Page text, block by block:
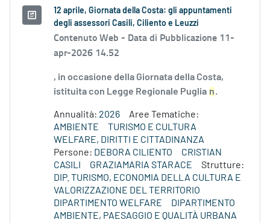
12 aprile, Giornata della Costa: gli appuntamenti
degli assessori Casili, Ciliento e Leuzzi
Contenuto Web - Data di Pubblicazione 11-
apr-2026 14.52
, in occasione della Giornata della Costa,
istituita con Legge Regionale Puglia n.
Annualità: 2026
Aree Tematiche:
AMBIENTE
TURISMO E CULTURA
WELFARE, DIRITTI E CITTADINANZA
Persone: DEBORA CILIENTO
CRISTIAN
CASILI
GRAZIAMARIA STARACE
Strutture:
DIP. TURISMO, ECONOMIA DELLA CULTURA E
VALORIZZAZIONE DEL TERRITORIO
DIPARTIMENTO WELFARE
DIPARTIMENTO
AMBIENTE, PAESAGGIO E QUALITÀ URBANA